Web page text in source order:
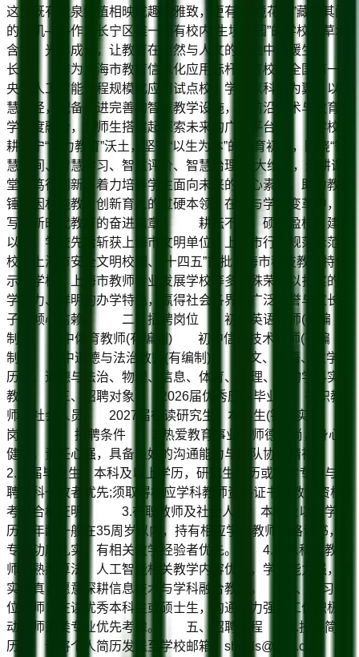
这里既有喷泉绿植相映成趣的雅致，更有“生境花园”藏韵其间
的生机——作为长宁区唯一拥有校内“生境花园”的学校，草木
含香，光影成诗，让教育在自然与人文的交融中缓缓生
长。 作为上海市教育信息化应用标杆培育校、全国第一批
央馆人工智能课程规模化应用试点校，学校以科技为翼，以智
慧为径，配备先进完善的智慧教学设施，让前沿技术与教育教
学深度融合，为师生搭建起探索未来的广阔平台。 学校深
耕长宁“活力教育”沃土，坚守“以生为本”的教育初心，围绕“智
慧空间、智慧学习、智慧评价、智慧治理”四大维度，深耕课
堂，笃行创新，着力培养学生面向未来的核心素养，助力教师
锤炼因材施教、创新育人的过硬本领，在教与学的变革中，书
写着新时代教育的奋进篇章。 耕耘不辍，硕果盈枝。建校
以来，学校先后斩获上海市文明单位、上海市行为规范示范学
校、上海市安全文明校园、“十四五”首批上海市科技教育特色
示范学校、上海市教师专业发展学校等多项殊荣，以扎实的办
学实力、鲜明的办学特色，赢得社会各界的广泛赞誉与家长学
子的倾心信赖。 二、招聘岗位 初中英语教师(有编
制) 初中体育教师(有编制) 初中信息技术教师(有编
制) 初中道德与法治教师(有编制) 语文、英语、数学、
历史、道德与法治、物理、信息、体育、地理、生物学科实习
教师 三、招聘对象 2026届优秀应届毕业生、在职教
师、社会人员 2027届在读研究生、本科生(针对实习
岗) 四、招聘条件 1.热爱教育事业，师德高尚，身心
健康，责任心强，具备良好的沟通能力与团队协作精神。
2.应届毕业生：本科及以上学历，研究生学历或所学专业与应
聘学科一致者优先;须取得相应学科教师资格证书或教师资格
考试合格证明。 3.在职教师及社会人员：本科及以上学
历，年龄一般在35周岁以内，持有相应学科教师资格证书，
专业功底扎实，有相关教学经验者优先。 4.信息科技教
师：熟悉算法、人工智能相关教学内容优先，学习能力强，踏
实认真，愿意深耕信息技术与学科融合教学。 5、实习岗
位教师：在读优秀本科生或硕士生，沟通能力强，工作积极主
动，师范类专业优先考虑。 五、招聘流程 1.投递简
历 请将个人简历发送至学校邮箱：shcnls@126.com